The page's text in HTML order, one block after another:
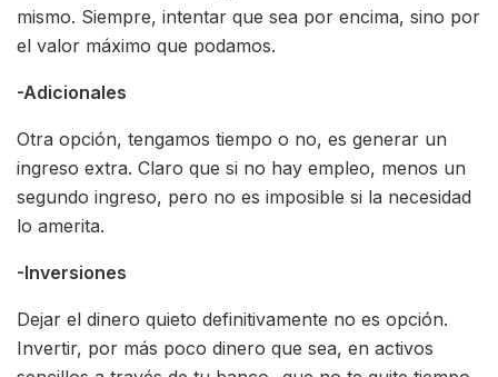
mismo. Siempre, intentar que sea por encima, sino por
el valor máximo que podamos.
-Adicionales
Otra opción, tengamos tiempo o no, es generar un
ingreso extra. Claro que si no hay empleo, menos un
segundo ingreso, pero no es imposible si la necesidad
lo amerita.
-Inversiones
Dejar el dinero quieto definitivamente no es opción.
Invertir, por más poco dinero que sea, en activos